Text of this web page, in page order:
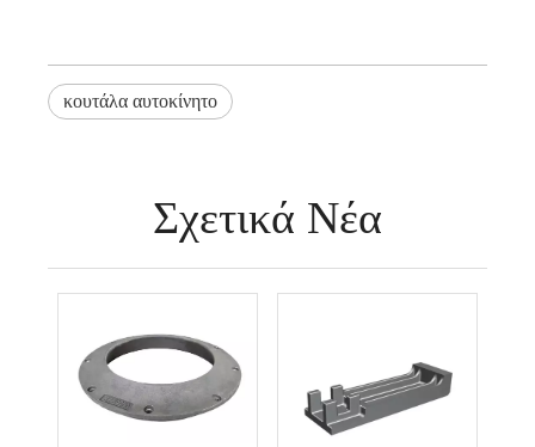
κουτάλα αυτοκίνητο
Σχετικά Νέα